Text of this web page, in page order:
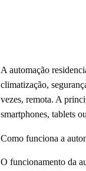
A automação
climatização,
vezes, remota. A
smartphones, tablets
Como funciona a
O funcionamento da